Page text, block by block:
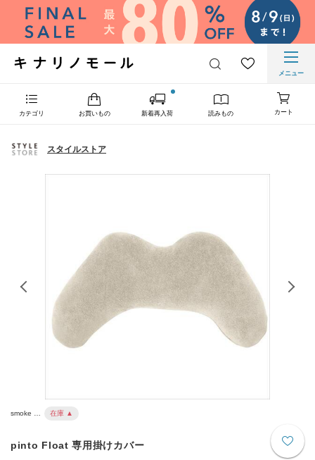
メニュー
カテゴリ お買いもの 新着再入荷 読みもの カート
スタイルストア
smoke … 在庫 ▲
pinto Float 専用掛けカバー